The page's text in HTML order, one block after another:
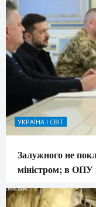
УКРАЇНА І СВІТ
Залужного не
міністром; в ОПУ